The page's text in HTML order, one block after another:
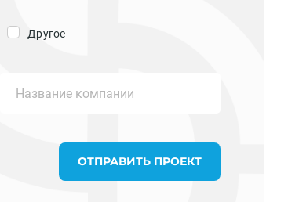
Другое
ОТПРАВИТЬ ПРОЕКТ